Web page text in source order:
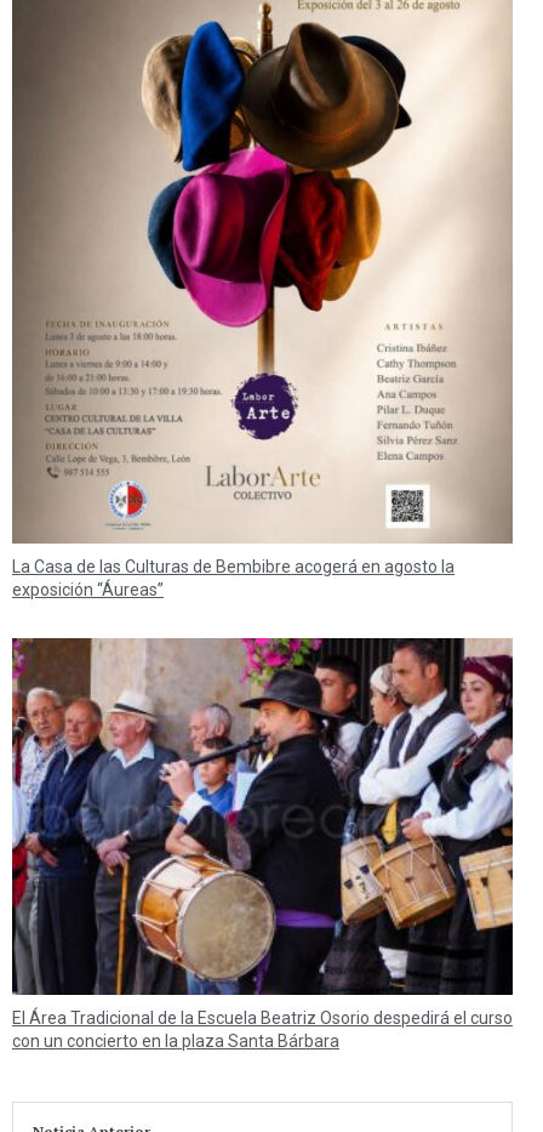
La Casa de las Culturas de Bembibre acogerá en agosto la
exposición “Áureas”
El Área Tradicional de la Escuela Beatriz Osorio despedirá el curso
con un concierto en la plaza Santa Bárbara